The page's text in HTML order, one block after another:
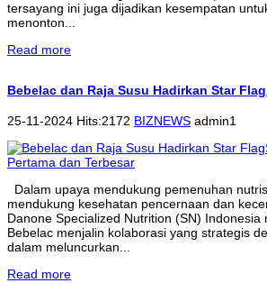
tersayang ini juga dijadikan kesempatan
menonton...
Read more
Bebelac dan Raja Susu Hadirkan Star
25-11-2024 Hits:2172 BIZNEWS admin1
Dalam upaya mendukung pemenuhan
mendukung kesehatan pencernaan dan
Danone Specialized Nutrition (SN) Indonesia
Bebelac menjalin kolaborasi yang strategis
dalam meluncurkan...
Read more